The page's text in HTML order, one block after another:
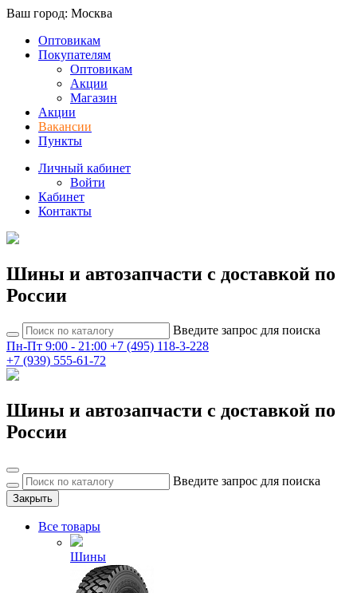
Ваш город: Москва
Оптовикам
Покупателям
Оптовикам
Акции
Магазин
Акции
Вакансии
Пункты
Личный кабинет
Войти
Кабинет
Контакты
Шины и автозапчасти с доставкой по
России
Введите запрос для поиска
Пн-Пт 9:00 - 21:00 +7 (495) 118-3-228
+7 (939) 555-61-72
Шины и автозапчасти с доставкой по
России
Введите запрос для поиска
Закрыть
Все товары
Шины